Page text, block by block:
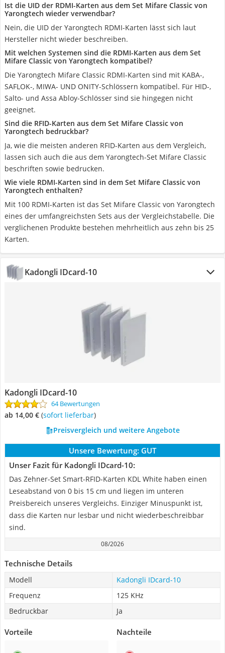
Ist die UID der RDMI-Karten aus dem Set Mifare Classic von
Yarongtech wieder verwendbar?
Nein, die UID der Yarongtech RDMI-Karten lässt sich laut
Hersteller nicht wieder beschreiben.
Mit welchen Systemen sind die RDMI-Karten aus dem Set
Mifare Classic von Yarongtech kompatibel?
Die Yarongtech Mifare Classic RDMI-Karten sind mit KABA-,
SAFLOK-, MIWA- UND ONITY-Schlössern kompatibel. Für HID-,
Salto- und Assa Abloy-Schlösser sind sie hingegen nicht
geeignet.
Sind die RFID-Karten aus dem Set Mifare Classic von
Yarongtech bedruckbar?
Ja, wie die meisten anderen RFID-Karten aus dem Vergleich,
lassen sich auch die aus dem Yarongtech-Set Mifare Classic
beschriften sowie bedrucken.
Wie viele RDMI-Karten sind in dem Set Mifare Classic von
Yarongtech enthalten?
Mit 100 RDMI-Karten ist das Set Mifare Classic von Yarongtech
eines der umfangreichsten Sets aus der Vergleichstabelle. Die
verglichenen Produkte bestehen mehrheitlich aus zehn bis 25
Karten.
Kadongli IDcard-10
Kadongli IDcard-10
64 Bewertungen
ab 14,00 € ( Sofort lieferbar)
Preisvergleich und weitere Angebote
Unsere Bewertung: GUT
Unser Fazit für Kadongli IDcard-10:
Das Zehner-Set Smart-RFID-Karten KDL White haben einen
Leseabstand von 0 bis 15 cm und liegen im unteren
Preisbereich unseres Vergleichs. Einziger Minuspunkt ist,
dass die Karten nur lesbar und nicht wiederbeschreibbar
sind.
08/2026
Technische Details
Modell
Kadongli IDcard-10
Frequenz
125 KHz
Bedruckbar
Ja
Vorteile Nachteile